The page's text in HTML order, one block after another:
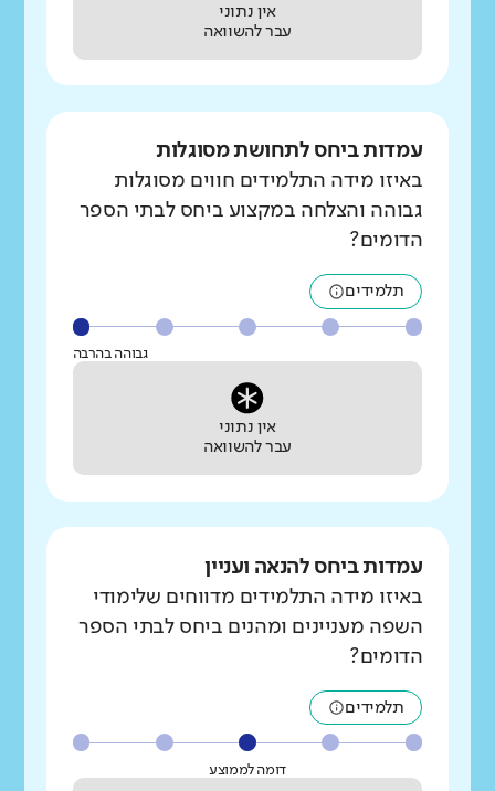
אין נתוני
עבר להשוואה
עמדות ביחס לתחושת מסוגלות
באיזו מידה התלמידים חווים מסוגלות
גבוהה והצלחה במקצוע ביחס לבתי הספר
הדומים?
תלמידים
גבוהה בהרבה
אין נתוני
עבר להשוואה
עמדות ביחס להנאה ועניין
באיזו מידה התלמידים מדווחים שלימודי
השפה מעניינים ומהנים ביחס לבתי הספר
הדומים?
תלמידים
דומה לממוצע